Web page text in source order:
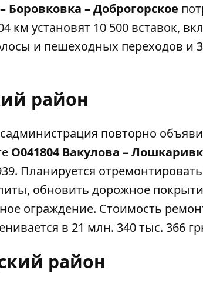
Боровковка – Доброгорское
км установят 10 500 вставок,
и пешеходных переходов и
район
повторно
О041804 Вакулова –
Планируется
обновить дорожное
ограждение. Стоимость
в 21 млн. 340 тыс. 366
район